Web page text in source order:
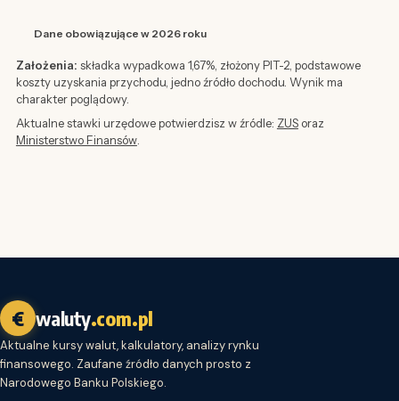
Dane obowiązujące w 2026 roku
Założenia: składka wypadkowa 1,67%, złożony PIT-2, podstawowe
koszty uzyskania przychodu, jedno źródło dochodu. Wynik ma
charakter poglądowy.
Aktualne stawki urzędowe potwierdzisz w źródle: ZUSoraz
Ministerstwo Finansów.
€ waluty.com.pl
Aktualne kursy walut, kalkulatory, analizy rynku
finansowego. Zaufane źródło danych prosto z
Narodowego Banku Polskiego.